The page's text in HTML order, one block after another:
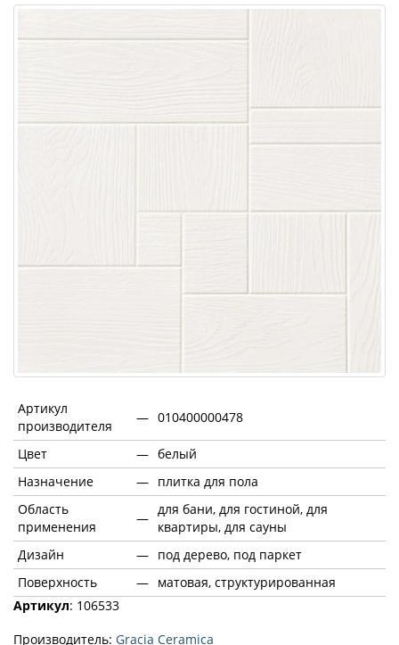
Артикул
производителя
— 010400000478
Цвет — белый
Назначение
— плитка для пола
Область
применения
—
для бани, для гостиной, для
квартиры, для сауны
Дизайн
— под дерево, под паркет
Поверхность
— матовая, структурированная
Артикул: 106533
Производитель: Gracia Ceramica